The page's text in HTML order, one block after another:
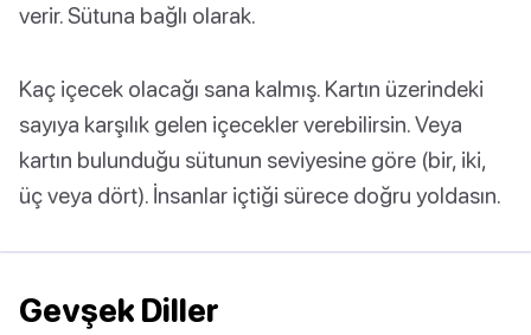
verir. Sütuna bağlı olarak.
Kaç içecek olacağı sana kalmış. Kartın üzerindeki
sayıya karşılık gelen içecekler verebilirsin. Veya
kartın bulunduğu sütunun seviyesine göre (bir, iki,
üç veya dört). İnsanlar içtiği sürece doğru yoldasın.
Gevşek Diller